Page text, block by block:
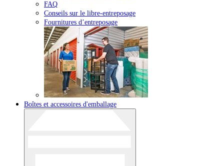
FAQ
Conseils sur le libre-entreposage
Fournitures d’entreposage
Boîtes et accessoires d'emballage